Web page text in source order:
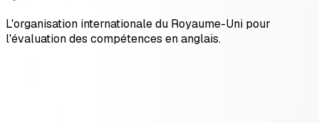
L'organisation internationale du Royaume-Uni pour
l'évaluation des compétences en anglais.